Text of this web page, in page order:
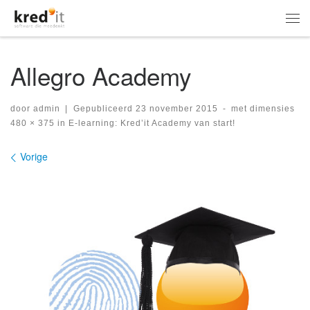
Ga naar inhoud
Allegro Academy
door admin | Gepubliceerd 23 november 2015 -
met dimensies
480 × 375 in E-learning: Kred’it Academy van start!
Afbeeldingen navigatie
Vorige